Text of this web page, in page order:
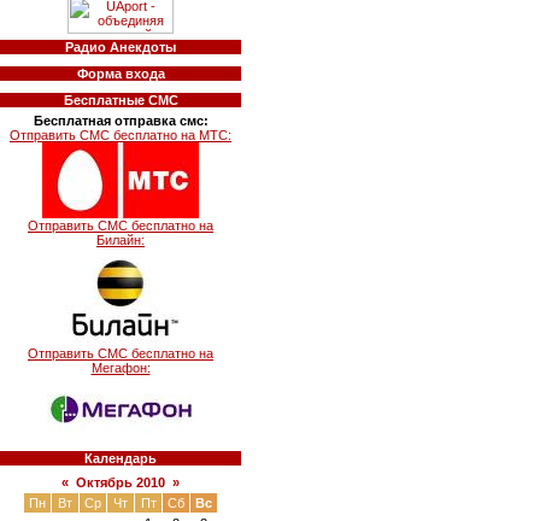
Радио Анекдоты
Форма входа
Бесплатные СМС
Бесплатная отправка смс:
Отправить СМС бесплатно на МТС:
Отправить СМС бесплатно на
Билайн:
Отправить СМС бесплатно на
Мегафон:
Календарь
« Октябрь 2010 »
Пн
Вт Ср Чт Пт Сб
Вс